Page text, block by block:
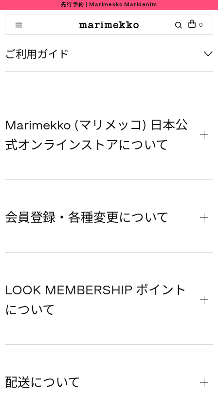
先行予約 | Marimekko Maridenim
0
ご利用ガイド
Marimekko (マリメッコ) 日本公
式オンラインストアについて
会員登録・各種変更について
LOOK MEMBERSHIP ポイント
について
配送について